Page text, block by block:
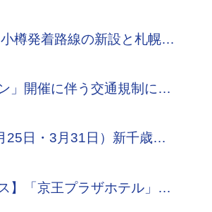
空港連絡バス 小樽発着路線の新設と札幌都心発着路線の増便について
「札幌マラソン」開催に伴う交通規制について
（2月4日～3月25日・3月31日）新千歳空港連絡バスの運行状況について
【空港連絡バス】「京王プラザホテル」停留所移設のお知らせ